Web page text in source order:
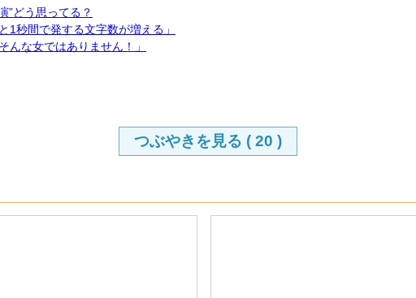
”どう思ってる？
1秒間で発する文字数が増える」
んな女ではありません！」
つぶやきを見る ( 20 )